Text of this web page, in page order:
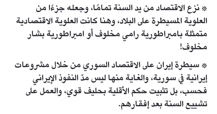
* نزع الاقتصاد من يد السنة تمامًا، وجعله جزءًا من
العلوية المسيطرة على البلاد، وهنا كانت العلوية الاقتصادية
متمثلة بامبراطورية رامي مخلوف أو امبراطورية بشار
مخلوف!
* سيطرة إيران على الاقتصاد السوري من خلال مشروعات
إيرانية في سورية، والغاية منها ليس مدّ النفوذ الإيراني
فحسب، بل تثبيت حكم الأقلية بحليف قوي، والعمل على
تشييع السنة بعد إفقارهم.